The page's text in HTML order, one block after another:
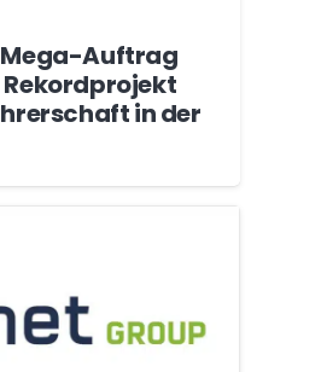
Auftrag
Rekordprojekt
in der